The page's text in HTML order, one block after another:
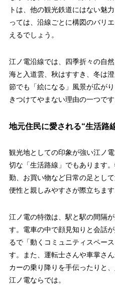
トは、他の観光鉄道にはない魅
っては、沿線ごとに構図のバリ
えるでしょう。
江ノ電沿線では、四季折々の自
海と入道雲、秋はすすき、冬は
節でも「絵になる」風景が広が
きつけてやまない理由の一つです
地元住民に愛される“生活路
観光地としての印象が強い江ノ
切な「生活路線」でもあります
勤、お買い物など日常の足とし
便性と親しみやすさが際立ちます
江ノ電の特徴は、駅と駅の間隔
す。電車の中で顔見知りと会話
るで「動くコミュニティスペー
す。また、運転士さんや車掌さ
カーの乗り降りを手伝ったりと
江ノ電ならでは。